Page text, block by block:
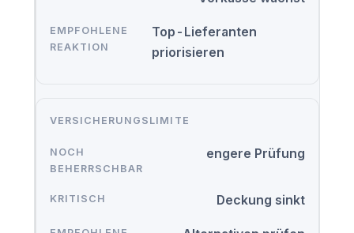
Top-Lieferanten
priorisieren
VERSICHERUNGSLIMITE
engere Prüfung
Deckung sinkt